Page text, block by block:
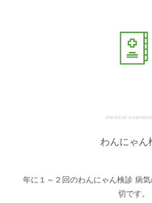
medical
わんにゃん
年に１～２回のわんにゃん検診 病
切です。